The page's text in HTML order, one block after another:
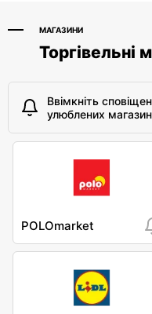
МАГАЗИНИ
Торгівельні
Ввімкніть
улюблених
POLOmarket